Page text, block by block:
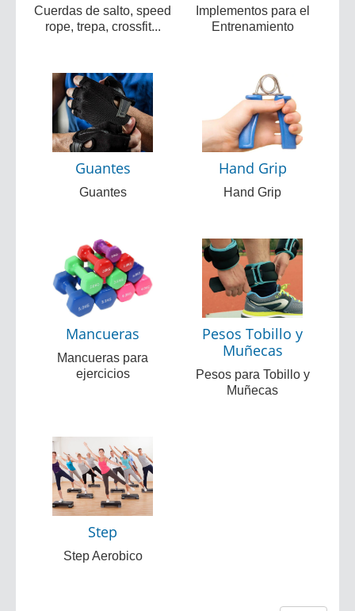
Cuerdas de salto, speed
rope, trepa, crossfit...
Implementos para el
Entrenamiento
Guantes
Guantes
Hand Grip
Hand Grip
Mancueras
Mancueras para
ejercicios
Pesos Tobillo y
Muñecas
Pesos para Tobillo y
Muñecas
Step
Step Aerobico